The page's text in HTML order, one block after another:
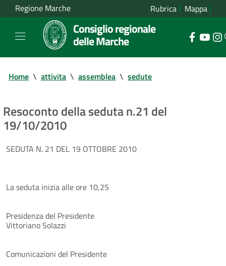
Regione Marche Rubrica Mappa
Consiglio regionale
delle Marche
Home \ attivita \ assemblea \ sedute
Resoconto della seduta n.21 del
19/10/2010
SEDUTA N. 21 DEL 19 OTTOBRE 2010
La seduta inizia alle ore 10,25
Presidenza del Presidente
Vittoriano Solazzi
Comunicazioni del Presidente